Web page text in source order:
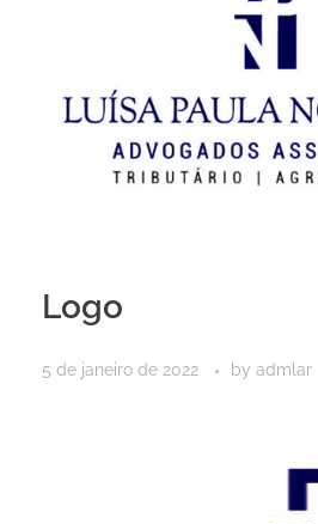
Logo
5 de janeiro de 2022 by admlar